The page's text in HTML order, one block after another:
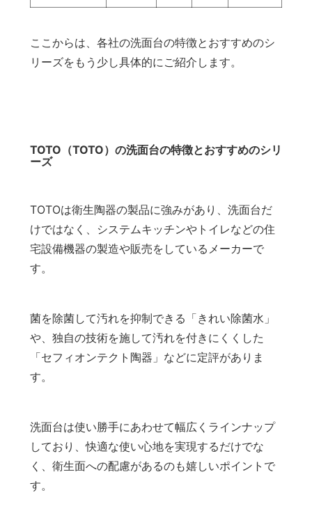
ここからは、各社の洗面台の特徴とおすすめのシ
リーズをもう少し具体的にご紹介します。
TOTO（TOTO）の洗面台の特徴とおすすめのシリ
ーズ
TOTOは衛生陶器の製品に強みがあり、洗面台だ
けではなく、システムキッチンやトイレなどの住
宅設備機器の製造や販売をしているメーカーで
す。
菌を除菌して汚れを抑制できる「きれい除菌水」
や、独自の技術を施して汚れを付きにくくした
「セフィオンテクト陶器」などに定評がありま
す。
洗面台は使い勝手にあわせて幅広くラインナップ
しており、快適な使い心地を実現するだけでな
く、衛生面への配慮があるのも嬉しいポイントで
す。